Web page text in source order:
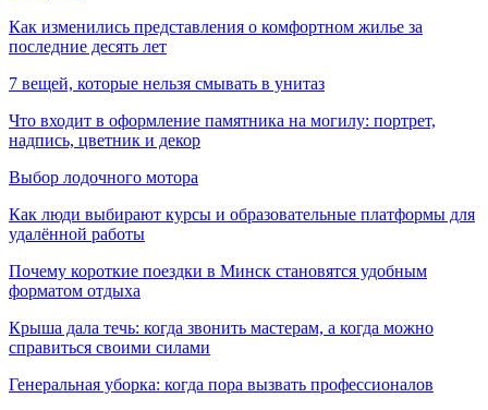
Как изменились представления о комфортном жилье за
последние десять лет
7 вещей, которые нельзя смывать в унитаз
Что входит в оформление памятника на могилу: портрет,
надпись, цветник и декор
Выбор лодочного мотора
Как люди выбирают курсы и образовательные платформы для
удалённой работы
Почему короткие поездки в Минск становятся удобным
форматом отдыха
Крыша дала течь: когда звонить мастерам, а когда можно
справиться своими силами
Генеральная уборка: когда пора вызвать профессионалов